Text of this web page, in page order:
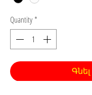
Quantity *
Գնել